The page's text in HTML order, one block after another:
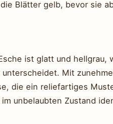
Blätter gelb, bevor sie
ist glatt und hellgrau,
Mit
die ein reliefartiges
unbelaubten Zustand